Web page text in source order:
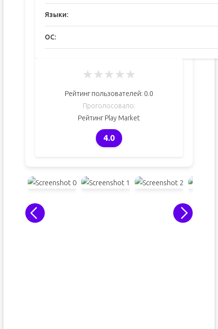
Языки:
ОС:
★★★★★
Рейтинг пользователей: 0.0
Проголосовало:
Рейтинг Play Market
4.0